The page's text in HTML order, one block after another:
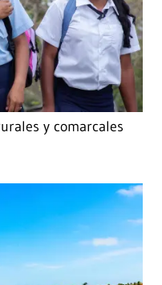
y comarcales